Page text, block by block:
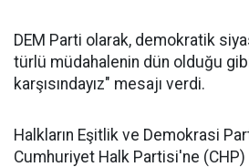
DEM Parti olarak, demokratik
türlü müdahalenin dün olduğu
karşısındayız" mesajı verdi.
Halkların Eşitlik ve Demokrasi
Cumhuriyet Halk Partisi'ne (CHP)